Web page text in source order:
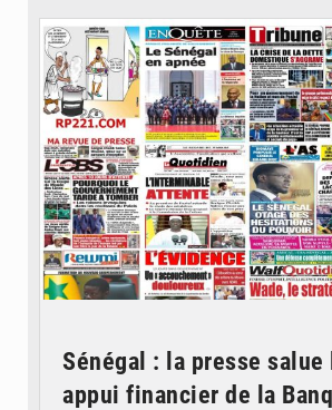
Sénégal : la presse salue
appui financier de la